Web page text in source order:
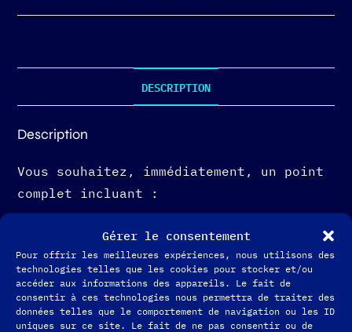
Gérer le consentement
Pour offrir les meilleures expériences, nous utilisons des
technologies telles que les cookies pour stocker et/ou
accéder aux informations des appareils. Le fait de
consentir à ces technologies nous permettra de traiter des
données telles que le comportement de navigation ou les ID
uniques sur ce site. Le fait de ne pas consentir ou de
DESCRIPTION
Description
Vous souhaitez, immédiatement, un point
complet incluant :
L’approche Astro Dojo de votre thème
natal
L’approche des énergies du moment
(transits planétaires)